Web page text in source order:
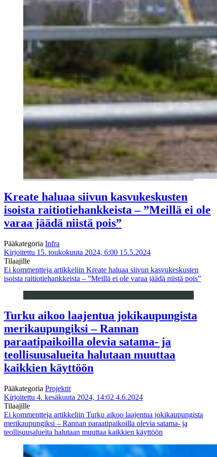
Kreate haluaa siivun kasvukeskusten
isoista raitiotiehankkeista – ”Meillä ei ole
varaa jäädä niistä pois”
Pääkategoria Infra
Kirjoitettu 15. toukokuuta 2024, 6:00 15.5.2024
Tilaajille
Ei kommentteja artikkeliin Kreate haluaa siivun kasvukeskusten
isoista raitiotiehankkeista – ”Meillä ei ole varaa jäädä niistä pois”
Turku aikoo laajentua jokikaupungista
merikaupungiksi – Rannan
paraatipaikoilla olevia satama- ja
teollisuusalueita halutaan muuttaa
kaikkien käyttöön
Pääkategoria Projektit
Kirjoitettu 4. kesäkuuta 2024, 14:02 4.6.2024
Tilaajille
Ei kommentteja artikkeliin Turku aikoo laajentua jokikaupungista
merikaupungiksi – Rannan paraatipaikoilla olevia satama- ja
teollisuusalueita halutaan muuttaa kaikkien käyttöön